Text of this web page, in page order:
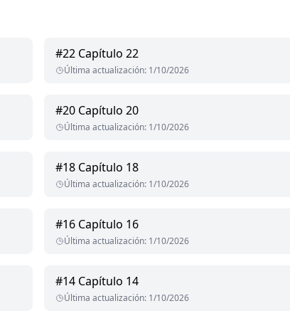
#22 Capítulo 22
Última actualización: 1/10/2026
#20 Capítulo 20
Última actualización: 1/10/2026
#18 Capítulo 18
Última actualización: 1/10/2026
#16 Capítulo 16
Última actualización: 1/10/2026
#14 Capítulo 14
Última actualización: 1/10/2026